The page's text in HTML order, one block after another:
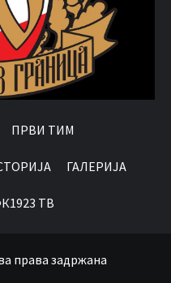
ПРВИ ТИМ
ГАЛЕРИЈА
ТВ
права задржана